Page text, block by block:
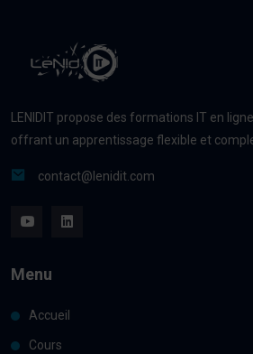
LENIDIT propose des formations IT en
offrant un apprentissage flexible et
contact@lenidit.com
Menu
Accueil
Cours